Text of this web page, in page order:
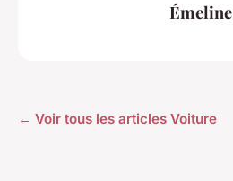
Émeline
← Voir tous les articles Voiture